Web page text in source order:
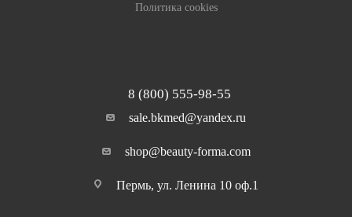
Политика cookies
8 (800) 555-98-55
sale.bkmed@yandex.ru
shop@beauty-forma.com
Пермь, ул. Ленина 10 оф.1